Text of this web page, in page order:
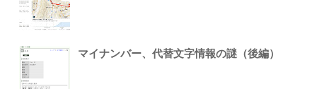
マイナンバー、代替文字情報の謎（後編）